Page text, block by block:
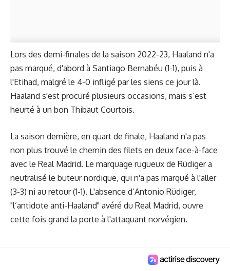
Lors des demi-finales de la saison 2022-23, Haaland n'a
pas marqué, d'abord à Santiago Bernabéu (1-1), puis à
l'Etihad, malgré le 4-0 infligé par les siens ce jour là.
Haaland s'est procuré plusieurs occasions, mais s’est
heurté à un bon Thibaut Courtois.
La saison dernière, en quart de finale, Haaland n'a pas
non plus trouvé le chemin des filets en deux face-à-face
avec le Real Madrid. Le marquage rugueux de Rüdiger a
neutralisé le buteur nordique, qui n'a pas marqué à l'aller
(3-3) ni au retour (1-1). L'absence d’Antonio Rüdiger,
"l’antidote anti-Haaland" avéré du Real Madrid, ouvre
cette fois grand la porte à l'attaquant norvégien.